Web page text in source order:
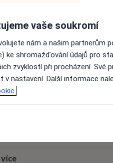
ambulantní péči v řadě
v Ostravě, oddělená
Chuchelné. Mezi
a estetická gynekologie,
lékař, onkologie,
operace
hodin
vaše soukromí
nám a našim partnerům
ke shromažďování údajů pro
zvyklostí při procházení.
v nastavení. Další informace